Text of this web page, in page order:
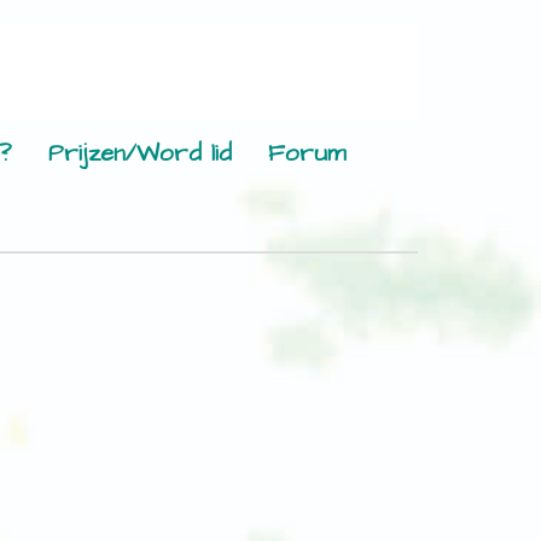
Prijzen/Word lid Forum